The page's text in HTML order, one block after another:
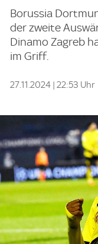
Borussia
der zweite
Dinamo Zagreb
im Griff.
27.11.2024 | 22:53 Uhr